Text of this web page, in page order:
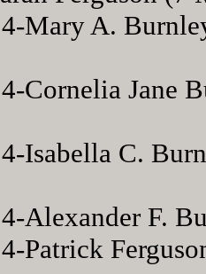
Mary A.
Cornelia Jane
Isabella C.
Alexander F.
Patrick